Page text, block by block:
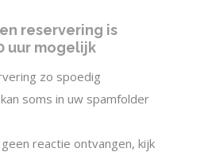
reservering is
uur mogelijk
zo spoedig
soms in uw spamfolder
reactie ontvangen, kijk